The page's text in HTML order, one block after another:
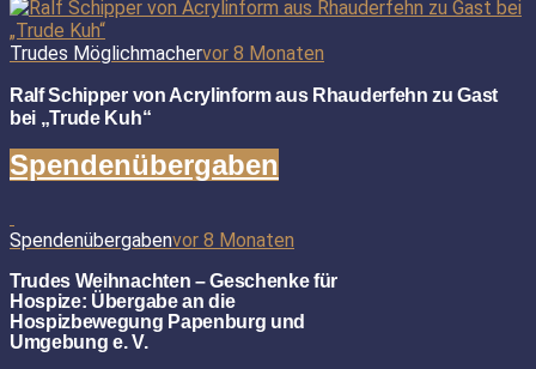
Trudes Möglichmachervor 8 Monaten
Ralf Schipper von Acrylinform aus Rhauderfehn zu Gast
bei „Trude Kuh“
Spendenübergaben
Spendenübergabenvor 8 Monaten
Trudes Weihnachten – Geschenke für
Hospize: Übergabe an die
Hospizbewegung Papenburg und
Umgebung e. V.